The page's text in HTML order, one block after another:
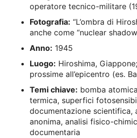
operatore tecnico-militare
Fotografia: “L’ombra di
anche come “nuclear
Anno: 1945
Luogo: Hiroshima,
prossime all’epicentro (es.
Temi chiave: bomba
termica, superfici
documentazione scientifica,
anonima, analisi fisico-
documentaria